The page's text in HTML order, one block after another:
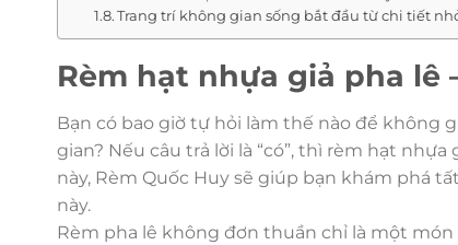
Trang trí không gian sống bắt đầu từ chi tiết
Rèm hạt nhựa giả pha lê
Bạn có bao giờ tự hỏi làm thế nào để không
gian? Nếu câu trả lời là “có”, thì rèm hạt
này, Rèm Quốc Huy sẽ giúp bạn khám phá
này.
Rèm pha lê không đơn thuần chỉ là một